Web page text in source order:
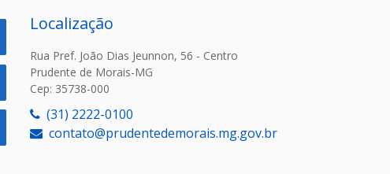
Localização
Rua Pref. João Dias Jeunnon, 56 - Centro
Prudente de Morais-MG
Cep: 35738-000
(31) 2222-0100
contato@prudentedemorais.mg.gov.br